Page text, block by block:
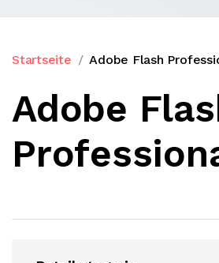
Startseite Adobe Flash
Adobe